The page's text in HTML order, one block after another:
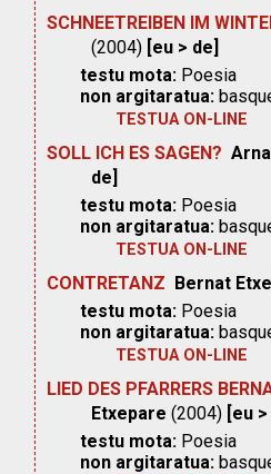
SCHNEETREIBEN IM
(2004) [eu > de]
testu mota: Poesia
non argitaratua:
TESTUA ON-LINE
SOLL ICH ES SAGEN?
de]
testu mota: Poesia
non argitaratua:
TESTUA ON-LINE
CONTRETANZ Bernat
testu mota: Poesia
non argitaratua:
TESTUA ON-LINE
LIED DES PFARRERS
Etxepare (2004) [eu
testu mota: Poesia
non argitaratua: